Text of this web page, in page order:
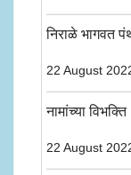
निराळे भागवत
22 August
नामांच्या विभक्ति
22 August